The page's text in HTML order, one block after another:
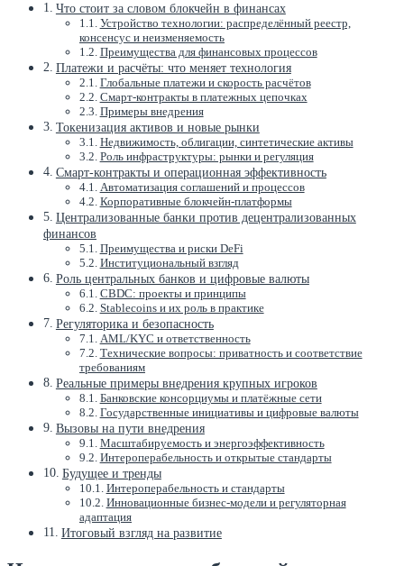
Что стоит за словом блокчейн в финансах
Устройство технологии: распределённый реестр,
консенсус и неизменяемость
Преимущества для финансовых процессов
Платежи и расчёты: что меняет технология
Глобальные платежи и скорость расчётов
Смарт-контракты в платежных цепочках
Примеры внедрения
Токенизация активов и новые рынки
Недвижимость, облигации, синтетические активы
Роль инфраструктуры: рынки и регуляция
Смарт-контракты и операционная эффективность
Автоматизация соглашений и процессов
Корпоративные блокчейн-платформы
Централизованные банки против децентрализованных
финансов
Преимущества и риски DeFi
Институциональный взгляд
Роль центральных банков и цифровые валюты
CBDC: проекты и принципы
Stablecoins и их роль в практике
Регуляторика и безопасность
AML/KYC и ответственность
Технические вопросы: приватность и соответствие
требованиям
Реальные примеры внедрения крупных игроков
Банковские консорциумы и платёжные сети
Государственные инициативы и цифровые валюты
Вызовы на пути внедрения
Масштабируемость и энергоэффективность
Интероперабельность и открытые стандарты
Будущее и тренды
Интероперабельность и стандарты
Инновационные бизнес-модели и регуляторная
адаптация
Итоговый взгляд на развитие